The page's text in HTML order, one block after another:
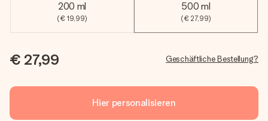
200 ml
(€ 19,99)
500 ml
(€ 27,99)
€ 27,99 Geschäftliche Bestellung?
Hier personalisieren